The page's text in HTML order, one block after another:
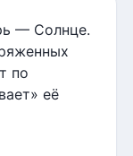
— Солнце.
по
её